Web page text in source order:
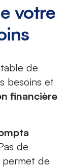
votre
de
besoins et
financière
de
permet de